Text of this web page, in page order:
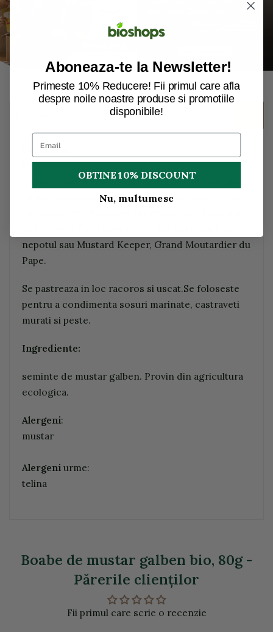
Descriere:
Mustarul nostru are un gust usor de nuci, care
dupa un moment explodeaza in gura intr-un gust
picant. Cunoscut pentru mai mult de 3.000 de ani
nepotul sau Mustard Keeper, Grand Moutardier du
Pape.
Se pastreaza in loc racoros si uscat.Se foloseste
pentru a condimenta sosuri marinate, castraveti
murati si peste.
Ingrediente:
seminte de mustar galben. Provin din agricultura
ecologica.
Alergeni:
mustar
Alergeni urme:
telina
Boabe de mustar galben bio, 80g -
Părerile clienţilor
Fii primul care scrie o recenzie
Aboneaza-te la Newsletter!
Primeste 10% Reducere! Fii primul care afla
despre noile noastre produse si promotiile
disponibile!
OBTINE 10% DISCOUNT
Nu, multumesc